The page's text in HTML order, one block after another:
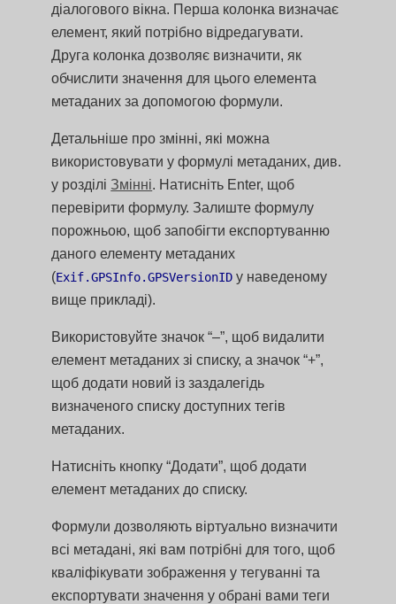
діалогового вікна. Перша колонка визначає
елемент, який потрібно відредагувати.
Друга колонка дозволяє визначити, як
обчислити значення для цього елемента
метаданих за допомогою формули.
Детальніше про змінні, які можна
використовувати у формулі метаданих, див.
у розділі Змінні. Натисніть Enter, щоб
перевірити формулу. Залиште формулу
порожньою, щоб запобігти експортуванню
даного елементу метаданих
(Exif.GPSInfo.GPSVersionID у наведеному
вище прикладі).
Використовуйте значок “–”, щоб видалити
елемент метаданих зі списку, а значок “+”,
щоб додати новий із заздалегідь
визначеного списку доступних тегів
метаданих.
Натисніть кнопку “Додати”, щоб додати
елемент метаданих до списку.
Формули дозволяють віртуально визначити
всі метадані, які вам потрібні для того, щоб
кваліфікувати зображення у тегуванні та
експортувати значення у обрані вами теги